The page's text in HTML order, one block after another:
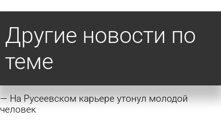
Другие новости по
теме
На Русеевском карьере утонул молодой
человек